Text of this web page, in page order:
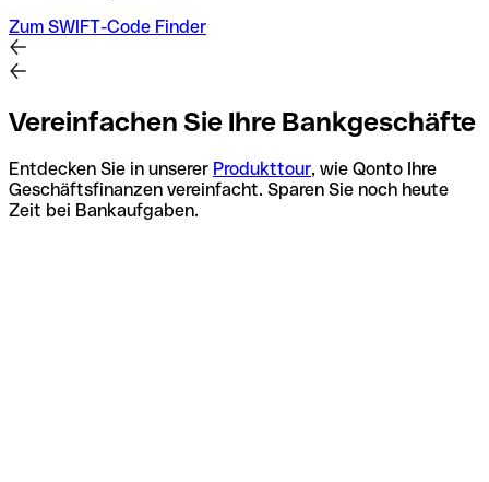
Zum SWIFT-Code Finder
Vereinfachen Sie Ihre Bankgeschäfte
Entdecken Sie in unserer Produkttour, wie Qonto Ihre
Geschäftsfinanzen vereinfacht. Sparen Sie noch heute
Zeit bei Bankaufgaben.